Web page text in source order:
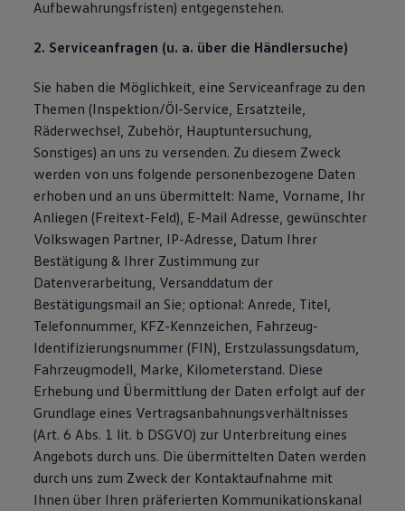
Aufbewahrungsfristen) entgegenstehen.
2. Serviceanfragen (u. a. über die Händlersuche)
Sie haben die Möglichkeit, eine Serviceanfrage zu den
Themen (Inspektion/Öl-Service, Ersatzteile,
Räderwechsel, Zubehör, Hauptuntersuchung,
Sonstiges) an uns zu versenden. Zu diesem Zweck
werden von uns folgende personenbezogene Daten
erhoben und an uns übermittelt: Name, Vorname, Ihr
Anliegen (Freitext-Feld), E-Mail Adresse, gewünschter
Volkswagen Partner, IP-Adresse, Datum Ihrer
Bestätigung & Ihrer Zustimmung zur
Datenverarbeitung, Versanddatum der
Bestätigungsmail an Sie; optional: Anrede, Titel,
Telefonnummer, KFZ-Kennzeichen, Fahrzeug-
Identifizierungsnummer (FIN), Erstzulassungsdatum,
Fahrzeugmodell, Marke, Kilometerstand. Diese
Erhebung und Übermittlung der Daten erfolgt auf der
Grundlage eines Vertragsanbahnungsverhältnisses
(Art. 6 Abs. 1 lit. b DSGVO) zur Unterbreitung eines
Angebots durch uns. Die übermittelten Daten werden
durch uns zum Zweck der Kontaktaufnahme mit
Ihnen über Ihren präferierten Kommunikationskanal